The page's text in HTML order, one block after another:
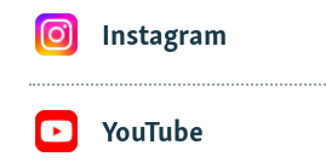
Instagram
YouTube